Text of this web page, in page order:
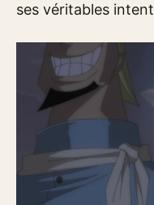
ses véritables